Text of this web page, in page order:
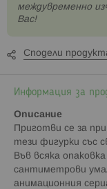
междувременно
Вас!
Сподели
Информация за
Описание
Приготви се за
тези фигурки със
Във всяка
сантиметрови
анимационния